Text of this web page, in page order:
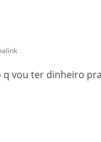
q vou ter dinheiro